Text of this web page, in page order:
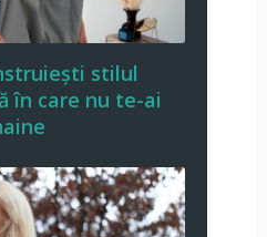
stilul
în care nu te-ai